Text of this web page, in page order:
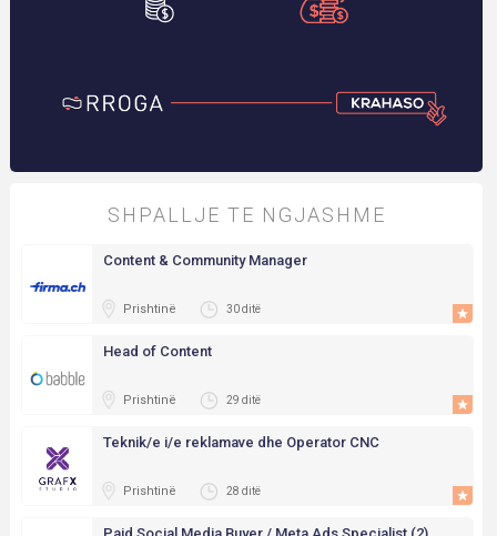
SHPALLJE TE NGJASHME
Content & Community Manager
Prishtinë 30 ditë
Head of Content
Prishtinë 29 ditë
Teknik/e i/e reklamave dhe Operator CNC
Prishtinë 28 ditë